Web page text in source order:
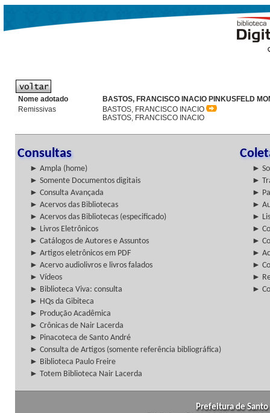
Nome adotado
BASTOS, FRANCISCO INACIO PINKUSFELD
Remissivas
BASTOS, FRANCISCO INACIO
BASTOS, FRANCISCO INACIO
Consultas
► Ampla (home)
►
► Somente Documentos digitais
►
► Consulta Avançada
►
► Acervos das Bibliotecas
►
► Acervos das Bibliotecas (especificado)
►
► Livros Eletrônicos
►
► Catálogos de Autores e Assuntos
►
► Artigos eletrônicos em PDF
►
► Acervo audiolivros e livros falados
►
► Vídeos
►
► Biblioteca Viva: consulta
►
► HQs da Gibiteca
► Produção Acadêmica
► Crônicas de Nair Lacerda
► Pinacoteca de Santo André
► Consulta de Artigos (somente referência bibliográfica)
► Biblioteca Paulo Freire
► Totem Biblioteca Nair Lacerda
Prefeitura de